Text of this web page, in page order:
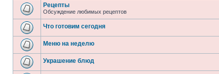
Рецепты
Обсуждение любимых рецептов
Что готовим сегодня
Меню на неделю
Украшение блюд